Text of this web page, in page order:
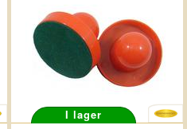
I lager